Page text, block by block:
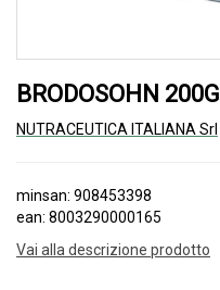
BRODOSOHN 200G
NUTRACEUTICA ITALIANA Srl
minsan: 908453398
ean: 8003290000165
Vai alla descrizione prodotto